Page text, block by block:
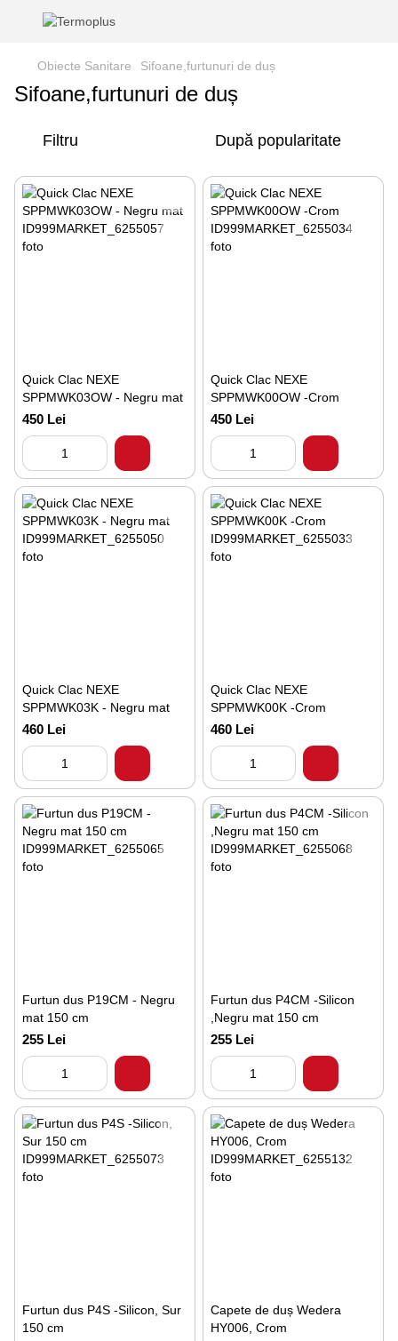
Obiecte Sanitare Sifoane,furtunuri de duș
Sifoane,furtunuri de duș
Filtru După popularitate
Quick Clac NEXE
SPPMWK03OW - Negru mat
450 Lei
Quick Clac NEXE
SPPMWK00OW -Crom
450 Lei
Quick Clac NEXE
SPPMWK03K - Negru mat
460 Lei
Quick Clac NEXE
SPPMWK00K -Crom
460 Lei
Furtun dus P19CM - Negru
mat 150 cm
255 Lei
Furtun dus P4CM -Silicon
,Negru mat 150 cm
255 Lei
Furtun dus P4S -Silicon, Sur
150 cm
Capete de duș Wedera
HY006, Crom